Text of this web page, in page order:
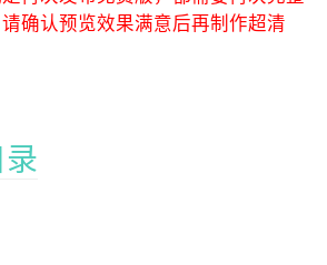
确认预览效果满意后再制作超清